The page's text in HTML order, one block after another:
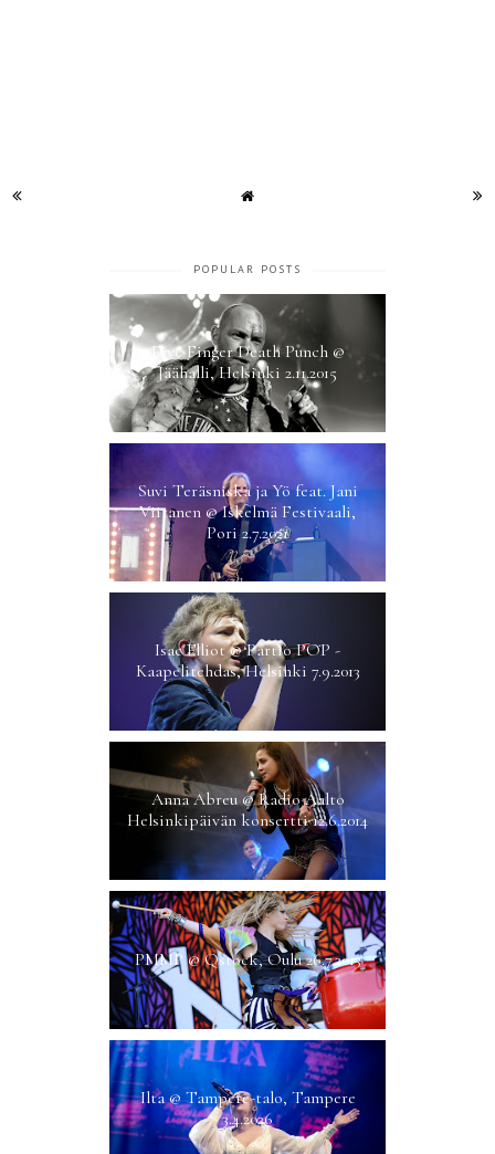
POPULAR POSTS
Five Finger Death Punch @
Jäähalli, Helsinki 2.11.2015
Suvi Teräsniska ja Yö feat. Jani
Viitanen @ Iskelmä Festivaali,
Pori 2.7.2021
Isac Elliot @ Partio POP -
Kaapelitehdas, Helsinki 7.9.2013
Anna Abreu @ Radio Aalto
Helsinkipäivän konsertti 12.6.2014
PMMP @ Qstock, Oulu 26.7.2013
Ilta @ Tampere-talo, Tampere
3.4.2026